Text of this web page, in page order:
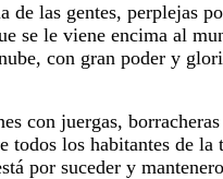
las gentes, perplejas
se le viene encima al
con gran poder y
con juergas,
todos los habitantes de la
por suceder y